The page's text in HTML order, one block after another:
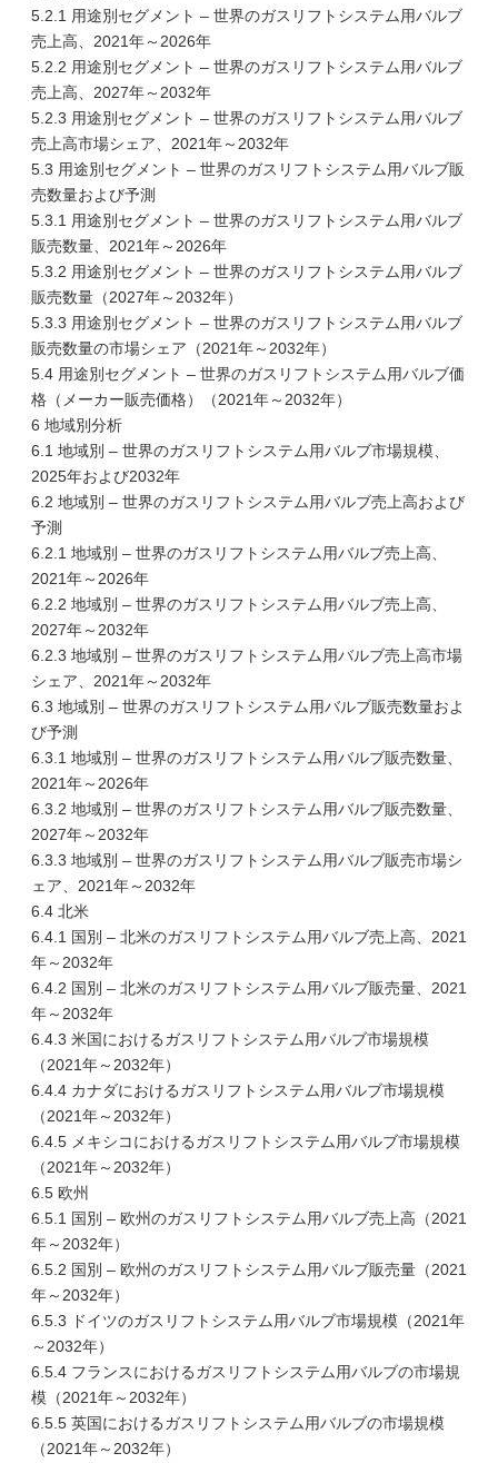
5.2.1 用途別セグメント – 世界のガスリフトシステム用バルブ
売上高、2021年～2026年
5.2.2 用途別セグメント – 世界のガスリフトシステム用バルブ
売上高、2027年～2032年
5.2.3 用途別セグメント – 世界のガスリフトシステム用バルブ
売上高市場シェア、2021年～2032年
5.3 用途別セグメント – 世界のガスリフトシステム用バルブ販
売数量および予測
5.3.1 用途別セグメント – 世界のガスリフトシステム用バルブ
販売数量、2021年～2026年
5.3.2 用途別セグメント – 世界のガスリフトシステム用バルブ
販売数量（2027年～2032年）
5.3.3 用途別セグメント – 世界のガスリフトシステム用バルブ
販売数量の市場シェア（2021年～2032年）
5.4 用途別セグメント – 世界のガスリフトシステム用バルブ価
格（メーカー販売価格）（2021年～2032年）
6 地域別分析
6.1 地域別 – 世界のガスリフトシステム用バルブ市場規模、
2025年および2032年
6.2 地域別 – 世界のガスリフトシステム用バルブ売上高および
予測
6.2.1 地域別 – 世界のガスリフトシステム用バルブ売上高、
2021年～2026年
6.2.2 地域別 – 世界のガスリフトシステム用バルブ売上高、
2027年～2032年
6.2.3 地域別 – 世界のガスリフトシステム用バルブ売上高市場
シェア、2021年～2032年
6.3 地域別 – 世界のガスリフトシステム用バルブ販売数量およ
び予測
6.3.1 地域別 – 世界のガスリフトシステム用バルブ販売数量、
2021年～2026年
6.3.2 地域別 – 世界のガスリフトシステム用バルブ販売数量、
2027年～2032年
6.3.3 地域別 – 世界のガスリフトシステム用バルブ販売市場シ
ェア、2021年～2032年
6.4 北米
6.4.1 国別 – 北米のガスリフトシステム用バルブ売上高、2021
年～2032年
6.4.2 国別 – 北米のガスリフトシステム用バルブ販売量、2021
年～2032年
6.4.3 米国におけるガスリフトシステム用バルブ市場規模
（2021年～2032年）
6.4.4 カナダにおけるガスリフトシステム用バルブ市場規模
（2021年～2032年）
6.4.5 メキシコにおけるガスリフトシステム用バルブ市場規模
（2021年～2032年）
6.5 欧州
6.5.1 国別 – 欧州のガスリフトシステム用バルブ売上高（2021
年～2032年）
6.5.2 国別 – 欧州のガスリフトシステム用バルブ販売量（2021
年～2032年）
6.5.3 ドイツのガスリフトシステム用バルブ市場規模（2021年
～2032年）
6.5.4 フランスにおけるガスリフトシステム用バルブの市場規
模（2021年～2032年）
6.5.5 英国におけるガスリフトシステム用バルブの市場規模
（2021年～2032年）